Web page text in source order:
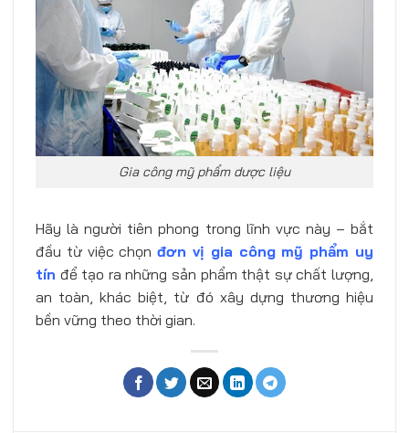
Gia công mỹ phẩm dược liệu
Hãy là người tiên phong trong lĩnh vực này – bắt
đầu từ việc chọnđơn vị gia công mỹ phẩm uy
tín để tạo ra những sản phẩm thật sự chất lượng,
an toàn, khác biệt, từ đó xây dựng thương hiệu
bền vững theo thời gian.